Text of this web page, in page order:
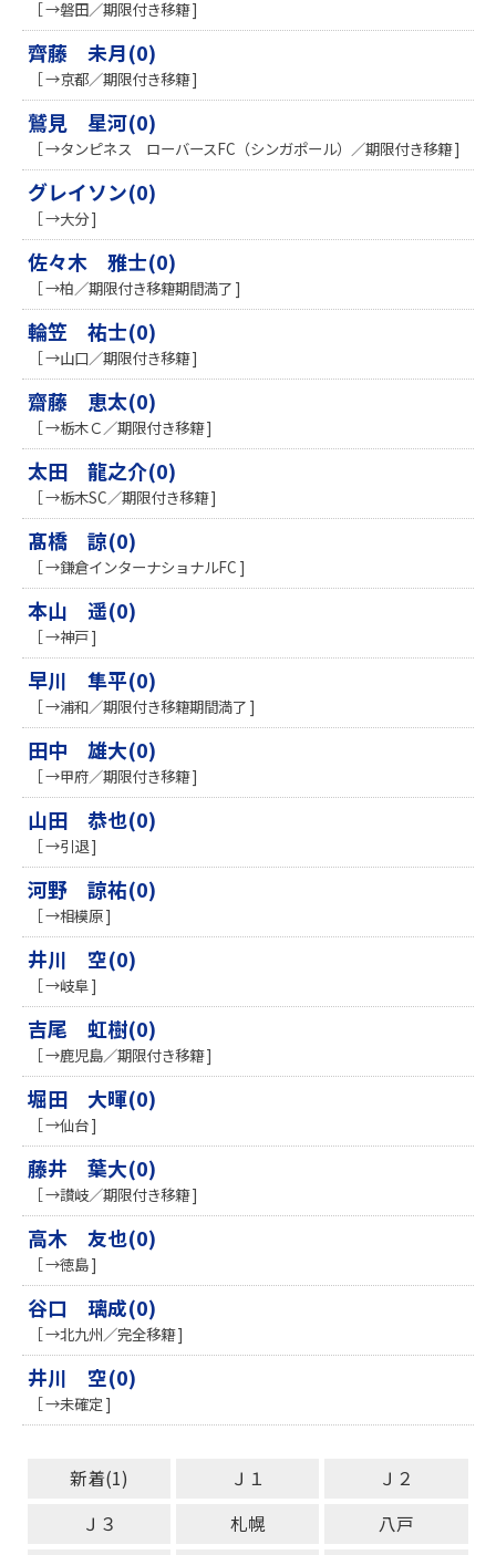
［ →磐田／期限付き移籍 ]
齊藤 未月(0)
［ →京都／期限付き移籍 ]
鷲見 星河(0)
［ →タンピネス ローバースFC（シンガポール）／期限付き移籍 ]
グレイソン(0)
［ →大分 ]
佐々木 雅士(0)
［ →柏／期限付き移籍期間満了 ]
輪笠 祐士(0)
［ →山口／期限付き移籍 ]
齋藤 恵太(0)
［ →栃木Ｃ／期限付き移籍 ]
太田 龍之介(0)
［ →栃木SC／期限付き移籍 ]
髙橋 諒(0)
［ →鎌倉インターナショナルFC ]
本山 遥(0)
［ →神戸 ]
早川 隼平(0)
［ →浦和／期限付き移籍期間満了 ]
田中 雄大(0)
［ →甲府／期限付き移籍 ]
山田 恭也(0)
［ →引退 ]
河野 諒祐(0)
［ →相模原 ]
井川 空(0)
［ →岐阜 ]
吉尾 虹樹(0)
［ →鹿児島／期限付き移籍 ]
堀田 大暉(0)
［ →仙台 ]
藤井 葉大(0)
［ →讃岐／期限付き移籍 ]
高木 友也(0)
［ →徳島 ]
谷口 璃成(0)
［ →北九州／完全移籍 ]
井川 空(0)
［ →未確定 ]
新着(1) Ｊ１
Ｊ２
Ｊ３
札幌
八戸